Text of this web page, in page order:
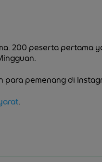
200 peserta pertama
pemenang di
.